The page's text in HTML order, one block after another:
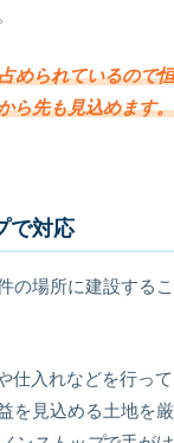
められているので
ら先も見込めます。
で対応
の場所に建設する
仕入れなどを行っ
を見込める土地を